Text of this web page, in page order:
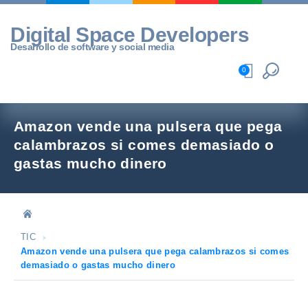
Skip
content
Digital Space Developers
Desarrollo de software y social media
0
Amazon vende una pulsera que pega
calambrazos si comes demasiado o
gastas mucho dinero
TIC
Amazon vende una pulsera que pega calambrazos si comes
demasiado o gastas mucho dinero